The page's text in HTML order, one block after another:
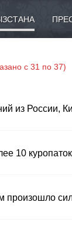
с 31 по 37)
из России,
10
произошло